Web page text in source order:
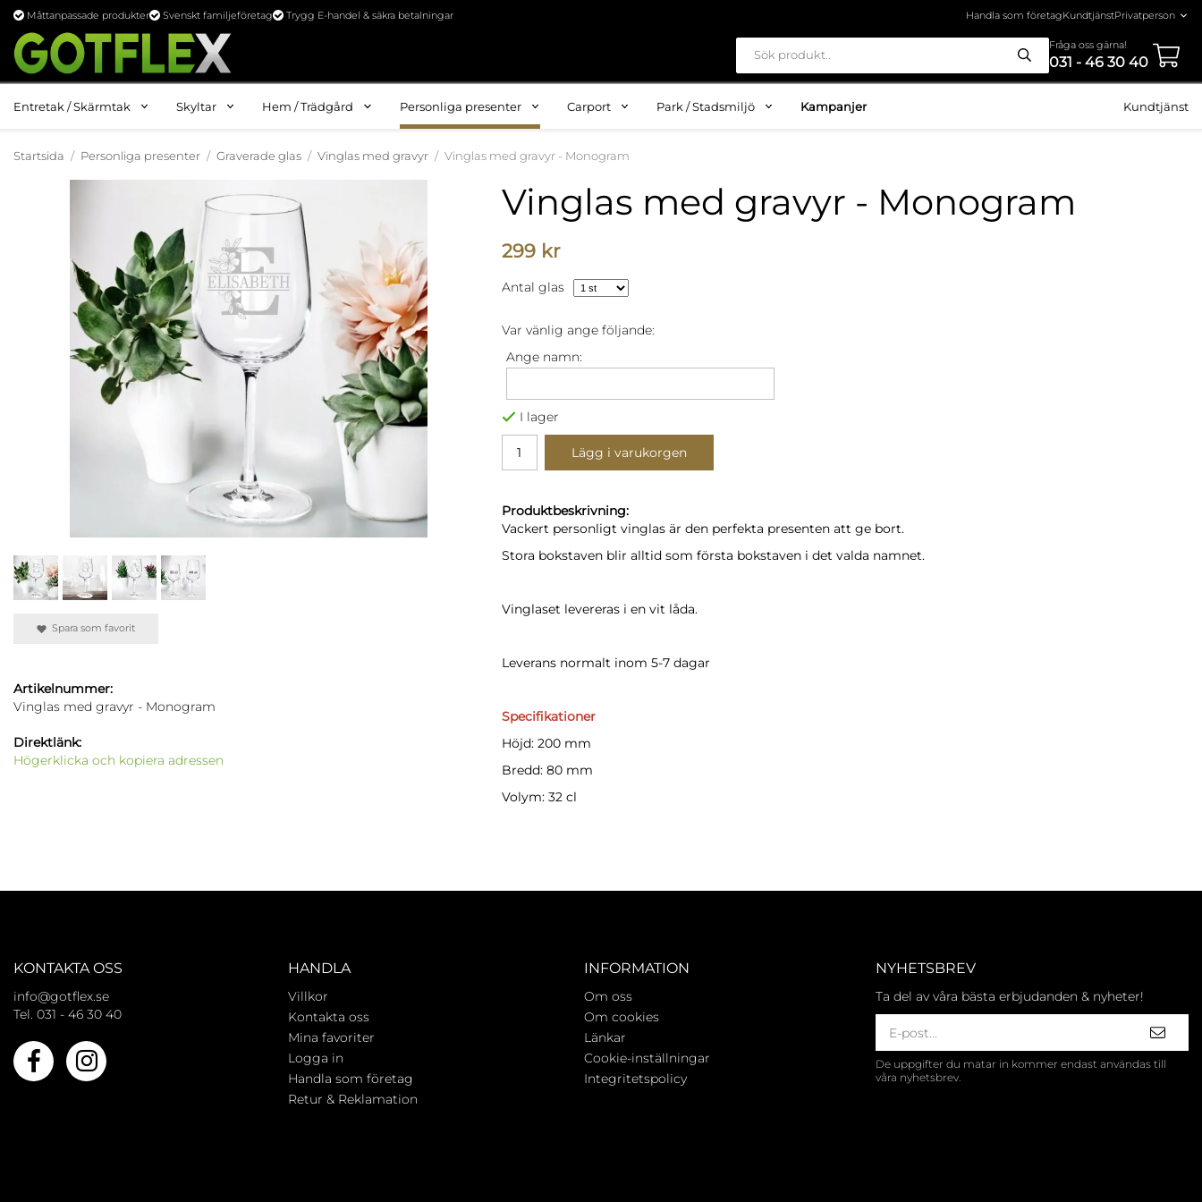
Måttanpassade produkter Svenskt familjeföretag Trygg E-handel & säkra betalningar Handla som företagKundtjänst
Fråga oss gärna!
031 - 46 30 40
Entretak / Skärmtak Skyltar Hem / Trädgård Personliga presenter Carport Park / Stadsmiljö Kampanjer Kundtjänst
Startsida / Personliga presenter / Graverade glas / Vinglas med gravyr / Vinglas med gravyr - Monogram
Vinglas med gravyr - Monogram
299 kr
Antal glas
Var vänlig ange följande:
Ange namn:
I lager
Lägg i varukorgen
Produktbeskrivning:
Vackert personligt vinglas är den perfekta presenten att ge bort.
Stora bokstaven blir alltid som första bokstaven i det valda namnet.
Vinglaset levereras i en vit låda.
Leverans normalt inom 5-7 dagar
Specifikationer
Höjd: 200 mm
Bredd: 80 mm
Volym: 32 cl
Spara som favorit
Artikelnummer:
Vinglas med gravyr - Monogram
Direktlänk:
Högerklicka och kopiera adressen
KONTAKTA OSS
info@gotflex.se
Tel. 031 - 46 30 40
HANDLA
Villkor
Kontakta oss
Mina favoriter
Logga in
Handla som företag
Retur & Reklamation
INFORMATION
Om oss
Om cookies
Länkar
Cookie-inställningar
Integritetspolicy
NYHETSBREV
Ta del av våra bästa erbjudanden & nyheter!
De uppgifter du matar in kommer endast användas till
våra nyhetsbrev.